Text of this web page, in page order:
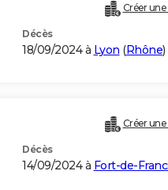
Créer
Décès
18/09/2024 à Lyon (Rhône)
Créer
Décès
14/09/2024 à Fort-de-